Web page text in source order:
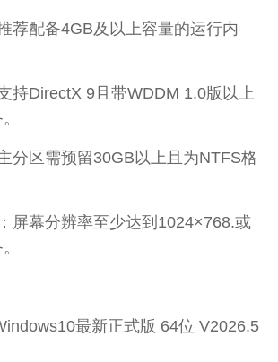
配备4GB及以上容量的运行内
DirectX 9且带WDDM 1.0版以上
区需预留30GB以上且为NTFS格
幕分辨率至少达到1024×768.或
最新正式版 64位 V2026.5